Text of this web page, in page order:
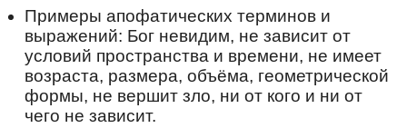
Перевод:
Предав себя Христу с ранней юности, даже с
детства твоего, преподобный отче
Василиск, последовал ты Ему, любовью
воспламеняясь, и молитву непрестанную всю
свою жизнь Ему приносил ты. Потому
Примеры апофатических терминов и
выражений: Бог невидим, не зависит от
условий пространства и времени, не имеет
возраста, размера, объёма, геометрической
формы, не вершит зло, ни от кого и ни от
чего не зависит.